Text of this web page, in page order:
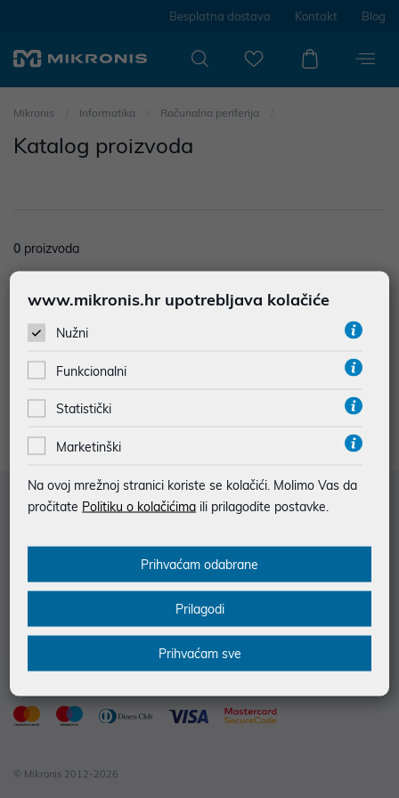
Besplatna dostava Kontakt Blog
Mikronis Informatika Računalna periferija
Katalog proizvoda
0 proizvoda
Nisu prodađeni rezultati u kategoriji
Filtriraj
proizvoda
Služba za korisnike
© Mikronis 2012-2026
www.mikronis.hr upotrebljava kolačiće
Nužni
Funkcionalni
Statistički
Marketinški
Na ovoj mrežnoj stranici koriste se kolačići. Molimo Vas da
pročitate Politiku o kolačićima ili prilagodite postavke.
Prihvaćam odabrane
Prilagodi
Prihvaćam sve